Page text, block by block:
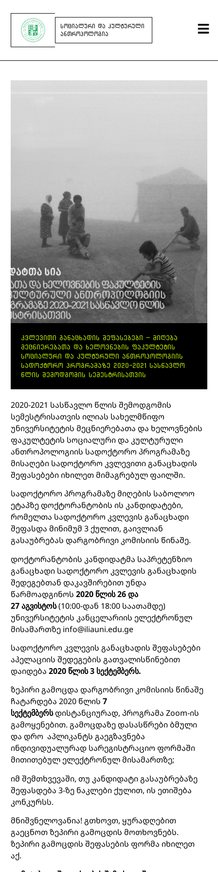
ᲡᲝᲪᲘᲐᲚᲣᲠᲘ ᲓᲐ ᲙᲣᲚᲢᲣᲠᲣᲚᲘ
ᲐᲜᲗᲠᲝᲞᲝᲚᲝᲒᲘᲐ
ᲙᲕᲚᲔᲕᲘᲗᲘ ᲒᲐᲜᲐᲪᲮᲐᲓᲘᲡ ᲨᲔᲤᲐᲡᲔᲑᲔᲑᲘ – ᲛᲘᲦᲔᲑᲐ
ᲛᲔᲪᲜᲘᲔᲠᲔᲑᲐᲗᲐ ᲓᲐ ᲮᲔᲚᲝᲕᲜᲔᲑᲘᲡ ᲤᲐᲙᲣᲚᲢᲔᲢᲘᲡ
ᲡᲝᲪᲘᲐᲚᲣᲠᲘ ᲓᲐ ᲙᲣᲚᲢᲣᲠᲣᲚᲘ ᲐᲜᲗᲠᲝᲞᲝᲚᲝᲒᲘᲘᲡ
ᲡᲐᲓᲝᲥᲢᲝᲠᲝ ᲞᲠᲝᲒᲠᲐᲛᲐᲖᲔ 2020-2021 ᲡᲐᲡᲬᲐᲕᲚᲝ
ᲬᲚᲘᲡ ᲨᲔᲛᲝᲓᲒᲝᲛᲘᲡ ᲡᲔᲛᲔᲡᲢᲠᲘᲡᲐᲗᲕᲘᲡ
2020-2021 სასწავლო წლის შემოდგომის
სემესტრისათვის ილიას სახელმწიფო
უნივერსიტეტის მეცნიერებათა და ხელოვნების
ფაკულტეტის სოციალური და კულტურული
ანთროპოლოგიის სადოქტორო პროგრამაზე
მისაღები სადოქტორო კვლევითი განაცხადის
შეფასებებიიხილეთ მიმაგრებულ ფაილში.
სადოქტორო პროგრამაზე მიღების საბოლოო
ეტაპზე დოქტორანტობის ის კანდიდატები,
რომელთა სადოქტორო კვლევის განაცხადი
შეფასდა მინიმუმ 3 ქულით, გაივლიან
გასაუბრებას დარგობრივი კომისიის წინაშე.
დოქტორანტობის კანდიდატმა საპრეტენზიო
განაცხადი სადოქტორო კვლევის განაცხადის
შედეგებთან დაკავშირებით უნდა
წარმოადგინოს2020 წლის 26 და
27აგვისტოს(10:00-დან 18:00 საათამდე)
უნივერსიტეტის კანცელარიის ელექტრონულ
მისამართზე info@iliauni.edu.ge
სადოქტორო კვლევის განაცხადის შეფასებები
აპელაციის შედეგების გათვალისწინებით
დაიდება 2020 წლის 3 სექტემბერს.
ზეპირი გამოცდა დარგობრივი კომისიის წინაშე
ჩატარდება 2020 წლის 7
სექტემბერსდისტანციურად, პროგრამა Zoom-ის
გამოყენებით. გამოცდაზე დასასწრები ბმული
და დრო აპლიკანტს გაეგზავნება
ინდივიდუალურად სარეგისტრაციო ფორმაში
მითითებულ ელექტრონულ მისამართზე;
იმ შემთხვევაში, თუ კანდიდატი გასაუბრებაზე
შეფასდება 3-ზე ნაკლები ქულით, ის ეთიშება
კონკურსს.
მნიშვნელოვანია! გთხოვთ, ყურადღებით
გაეცნოთ ზეპირი გამოცდის მოთხოვნებს.
ზეპირი გამოცდის შეფასების ფორმაიხილეთ
აქ.